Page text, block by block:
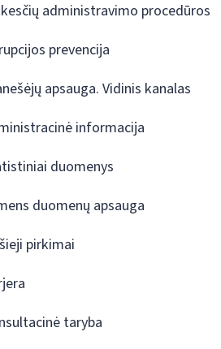
administravimo procedūros
prevencija
apsauga. Vidinis kanalas
informacija
duomenys
duomenų apsauga
pirkimai
taryba